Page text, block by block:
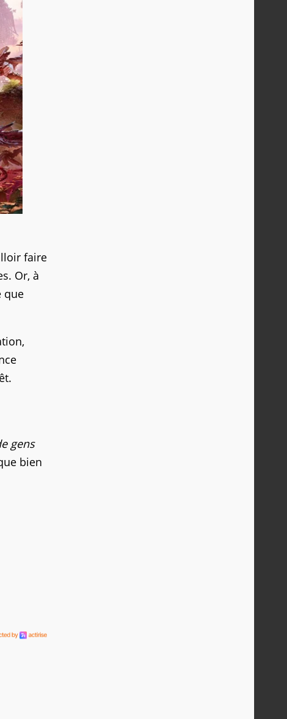
faire
Or, à
que
gens
bien